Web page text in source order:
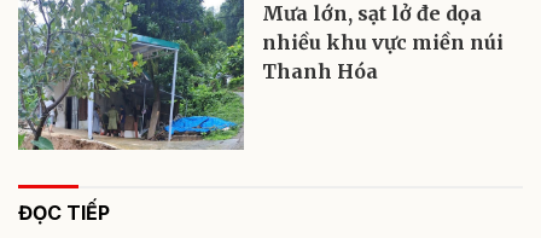
Mưa lớn, sạt lở đe dọa
nhiều khu vực miền núi
Thanh Hóa
ĐỌC TIẾP